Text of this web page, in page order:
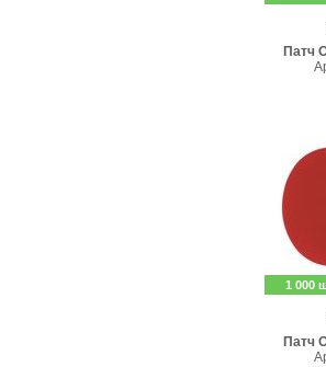
Патч
1 000
Патч